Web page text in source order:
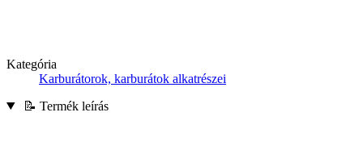
Kategória
Karburátorok, karburátok alkatrészei
📝 Termék leírás